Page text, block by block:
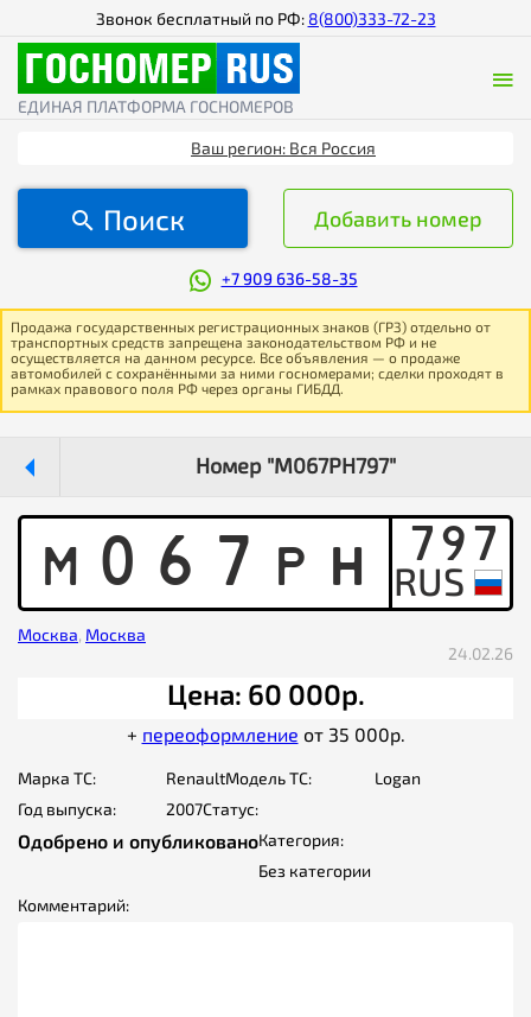
Звонок бесплатный по РФ: 8(800)333-72-23
ЕДИНАЯ ПЛАТФОРМА ГОСНОМЕРОВ
Ваш регион: Вся Россия
Поиск Добавить номер
+7 909 636-58-35
Продажа государственных регистрационных знаков (ГРЗ) отдельно от
транспортных средств запрещена законодательством РФ и не
осуществляется на данном ресурсе. Все объявления — о продаже
автомобилей с сохранёнными за ними госномерами; сделки проходят в
рамках правового поля РФ через органы ГИБДД.
Номер "М067РН797"
M 0 6 7 P H 797
Москва, Москва
24.02.26
Цена: 60 000р.
+ переоформление от 35 000р.
Марка ТС: RenaultМодель ТС:
Logan
Год выпуска:
2007Статус:
Одобрено и опубликованоКатегория:
Без категории
Комментарий: